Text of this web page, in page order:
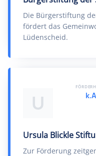
Die Bürgerstiftung
fördert das
Lüdenscheid.
U
Ursula Blickle
Zur Förderung
k.A